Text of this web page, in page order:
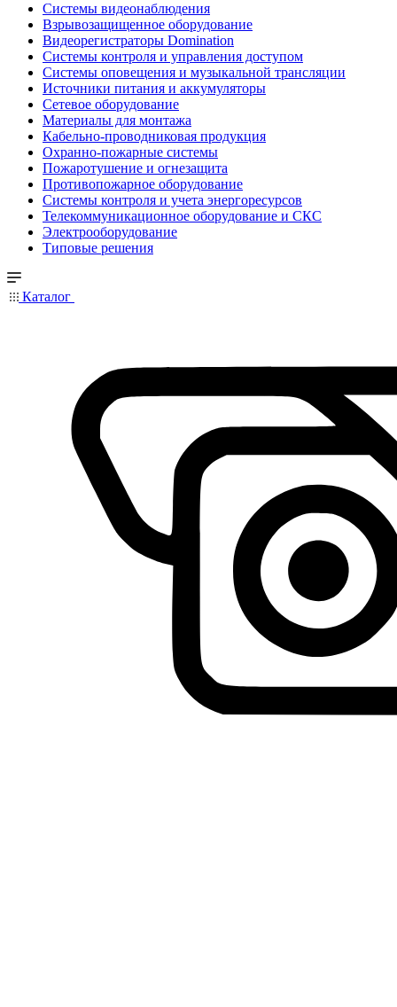
Системы видеонаблюдения
Взрывозащищенное оборудование
Видеорегистраторы Domination
Системы контроля и управления доступом
Системы оповещения и музыкальной трансляции
Источники питания и аккумуляторы
Сетевое оборудование
Материалы для монтажа
Кабельно-проводниковая продукция
Охранно-пожарные системы
Пожаротушение и огнезащита
Противопожарное оборудование
Системы контроля и учета энергоресурсов
Телекоммуникационное оборудование и СКС
Электрооборудование
Типовые решения
Каталог